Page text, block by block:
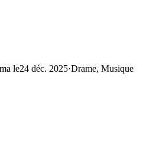
le24 déc. 2025·Drame, Musique